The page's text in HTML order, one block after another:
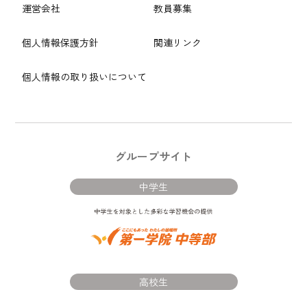
運営会社
個人情報保護方針
個人情報の取り扱いについて
教員募集
関連リンク
グループサイト
中学生
高校生